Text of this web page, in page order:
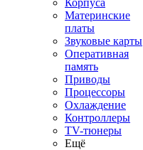
Корпуса
Материнские
платы
Звуковые карты
Оперативная
память
Приводы
Процессоры
Охлаждение
Контроллеры
TV-тюнеры
Ещё